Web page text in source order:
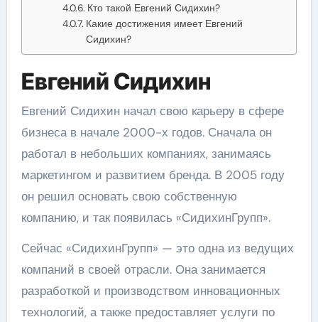
Кто такой Евгений Сидихин?
Какие достижения имеет Евгений
Сидихин?
Евгений Сидихин
Евгений Сидихин начал свою карьеру в сфере
бизнеса в начале 2000-х годов. Сначала он
работал в небольших компаниях, занимаясь
маркетингом и развитием бренда. В 2005 году
он решил основать свою собственную
компанию, и так появилась «СидихинГрупп».
Сейчас «СидихинГрупп» — это одна из ведущих
компаний в своей отрасли. Она занимается
разработкой и производством инновационных
технологий, а также предоставляет услуги по